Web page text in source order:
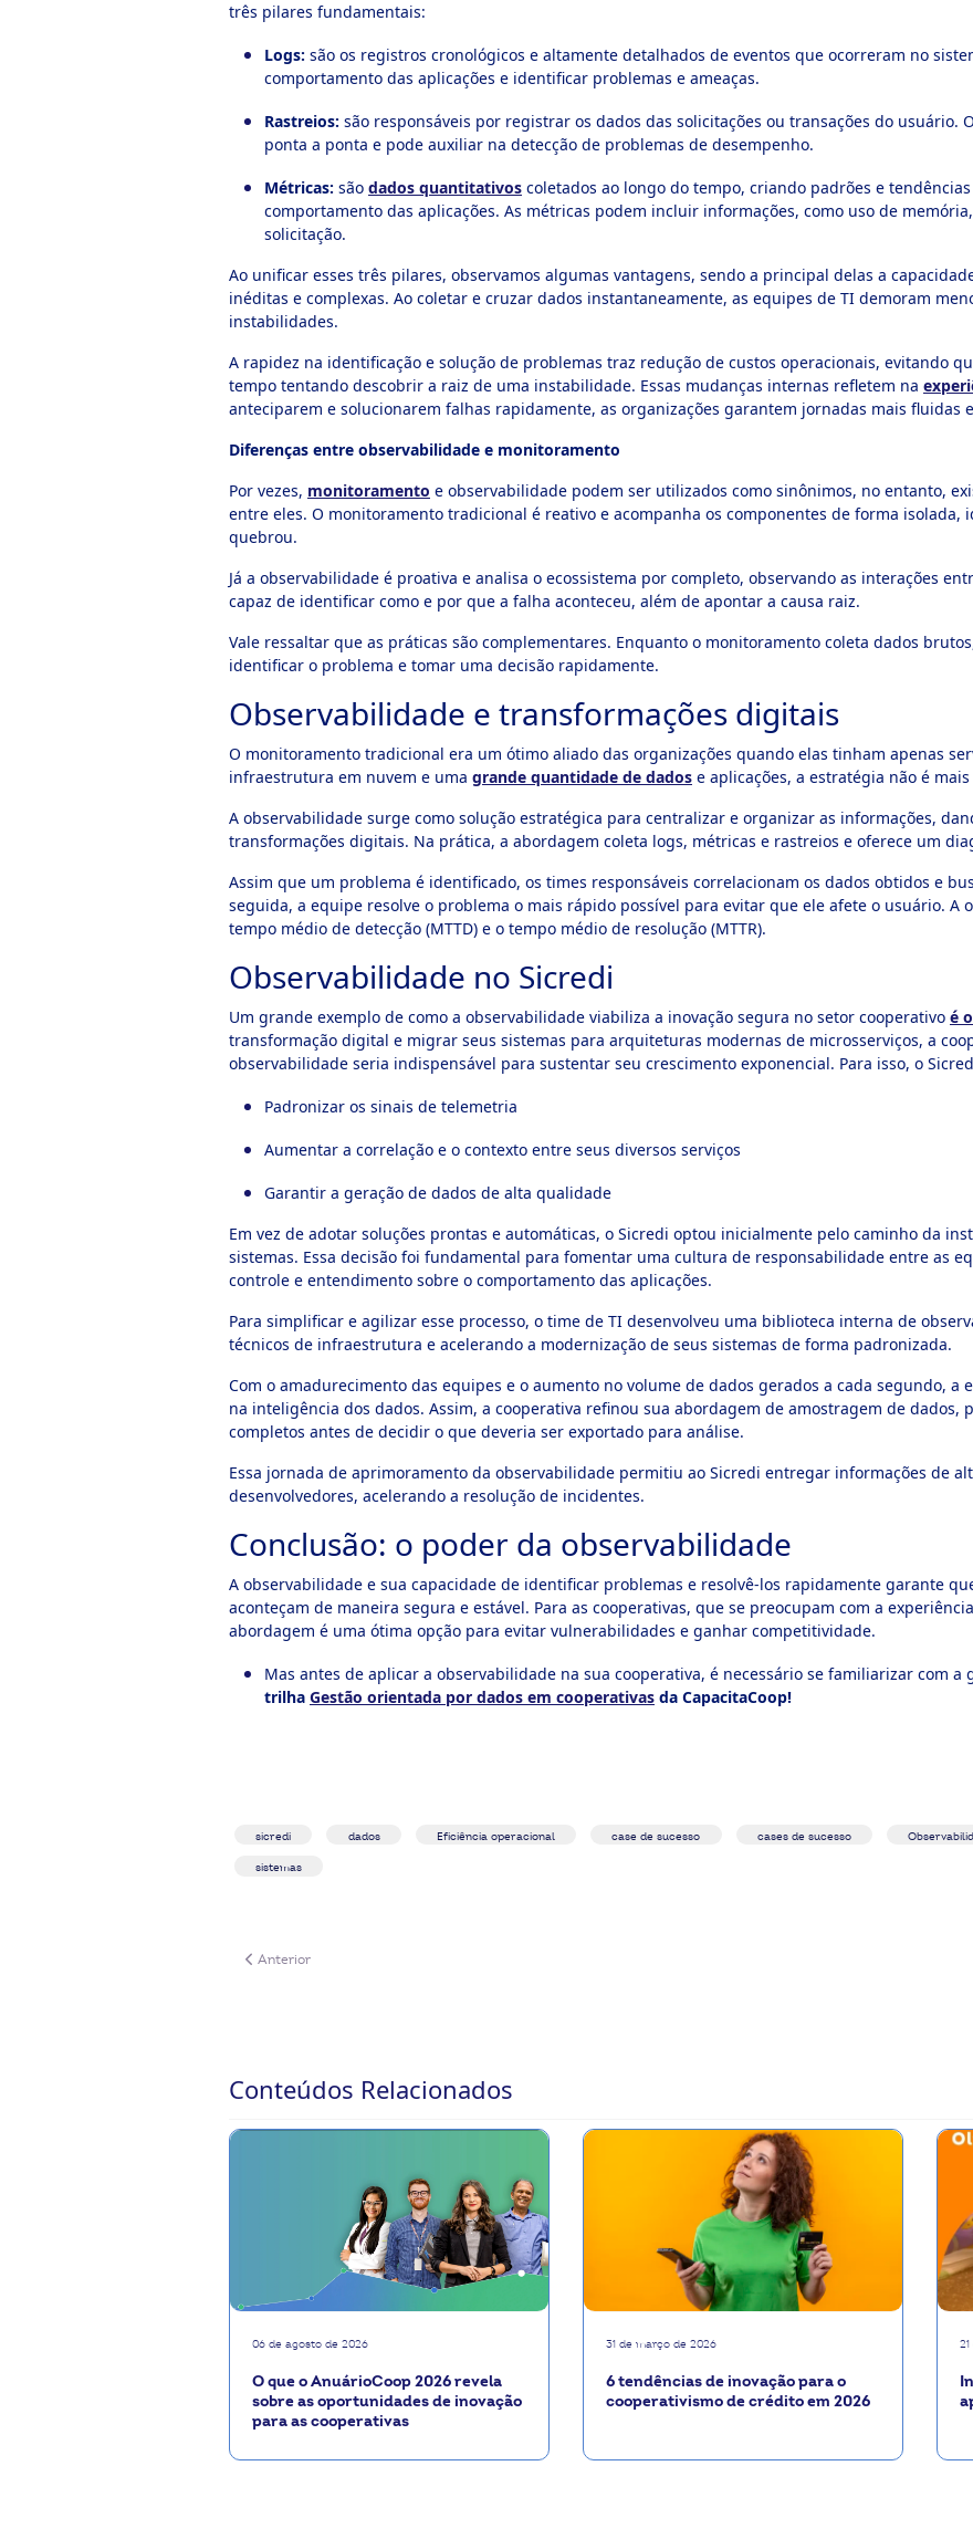
três pilares fundamentais:
Logs: são os registros cronológicos e altamente detalhados de eventos que ocorreram no
comportamento das aplicações e identificar problemas e ameaças.
Rastreios: são responsáveis por registrar os dados das solicitações ou transações do usuário.
ponta a ponta e pode auxiliar na detecção de problemas de desempenho.
Métricas: são dados quantitativos coletados ao longo do tempo, criando padrões e
comportamento das aplicações. As métricas podem incluir informações, como uso de
solicitação.
Ao unificar esses três pilares, observamos algumas vantagens, sendo a principal delas a
inéditas e complexas. Ao coletar e cruzar dados instantaneamente, as equipes de TI demoram
instabilidades.
A rapidez na identificação e solução de problemas traz redução de custos operacionais, evitando
tempo tentando descobrir a raiz de uma instabilidade. Essas mudanças internas refletem na
anteciparem e solucionarem falhas rapidamente, as organizações garantem jornadas mais fluidas
Diferenças entre observabilidade e monitoramento
Por vezes, monitoramento e observabilidade podem ser utilizados como sinônimos, no entanto,
entre eles. O monitoramento tradicional é reativo e acompanha os componentes de forma
quebrou.
Já a observabilidade é proativa e analisa o ecossistema por completo, observando as interações
capaz de identificar como e por que a falha aconteceu, além de apontar a causa raiz.
Vale ressaltar que as práticas são complementares. Enquanto o monitoramento coleta dados
identificar o problema e tomar uma decisão rapidamente.
Observabilidade e transformações digitais
O monitoramento tradicional era um ótimo aliado das organizações quando elas tinham apenas
infraestrutura em nuvem e uma grande quantidade de dados e aplicações, a estratégia não é mais
A observabilidade surge como solução estratégica para centralizar e organizar as informações,
transformações digitais. Na prática, a abordagem coleta logs, métricas e rastreios e oferece um
Assim que um problema é identificado, os times responsáveis correlacionam os dados obtidos e
seguida, a equipe resolve o problema o mais rápido possível para evitar que ele afete o usuário. A
tempo médio de detecção (MTTD) e o tempo médio de resolução (MTTR).
Observabilidade no Sicredi
Um grande exemplo de como a observabilidade viabiliza a inovação segura no setor cooperativo é
transformação digital e migrar seus sistemas para arquiteturas modernas de microsserviços, a
observabilidade seria indispensável para sustentar seu crescimento exponencial. Para isso, o
Padronizar os sinais de telemetria
Aumentar a correlação e o contexto entre seus diversos serviços
Garantir a geração de dados de alta qualidade
Em vez de adotar soluções prontas e automáticas, o Sicredi optou inicialmente pelo caminho da
sistemas. Essa decisão foi fundamental para fomentar uma cultura de responsabilidade entre as
controle e entendimento sobre o comportamento das aplicações.
Para simplificar e agilizar esse processo, o time de TI desenvolveu uma biblioteca interna de
técnicos de infraestrutura e acelerando a modernização de seus sistemas de forma padronizada.
Com o amadurecimento das equipes e o aumento no volume de dados gerados a cada segundo, a
na inteligência dos dados. Assim, a cooperativa refinou sua abordagem de amostragem de dados,
completos antes de decidir o que deveria ser exportado para análise.
Essa jornada de aprimoramento da observabilidade permitiu ao Sicredi entregar informações de
desenvolvedores, acelerando a resolução de incidentes.
Conclusão: o poder da observabilidade
A observabilidade e sua capacidade de identificar problemas e resolvê-los rapidamente garante
aconteçam de maneira segura e estável. Para as cooperativas, que se preocupam com a
abordagem é uma ótima opção para evitar vulnerabilidades e ganhar competitividade.
Mas antes de aplicar a observabilidade na sua cooperativa, é necessário se familiarizar com a
trilha Gestão orientada por dados em cooperativas da CapacitaCoop!
sicredi dados Eficiência operacional case de sucesso cases de sucesso
sistemas
Artigo anterior: Commodities e El Niño: como a inovação enfrenta os desafios do cooperativismo agropecuário em
Anterior
Conteúdos Relacionados
06 de agosto de 2026
O que o AnuárioCoop 2026 revela
sobre as oportunidades de inovação
para as cooperativas
31 de março de 2026
6 tendências de inovação para o
cooperativismo de crédito em 2026